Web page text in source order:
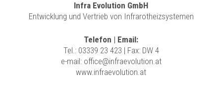
Infra Evolution GmbH
Entwicklung und Vertrieb von Infrarotheizsystemen
Telefon | Email:
Tel.: 03339 23 423 | Fax: DW 4
e-mail: office@infraevolution.at
www.infraevolution.at